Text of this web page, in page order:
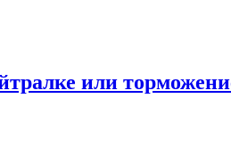
или